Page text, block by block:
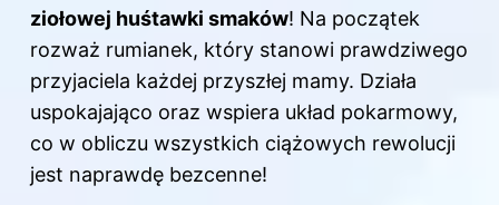
ziołowej huśtawki smaków! Na początek
rozważ rumianek, który stanowi prawdziwego
przyjaciela każdej przyszłej mamy. Działa
uspokajająco oraz wspiera układ pokarmowy,
co w obliczu wszystkich ciążowych rewolucji
jest naprawdę bezcenne!